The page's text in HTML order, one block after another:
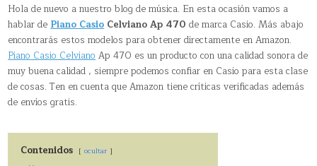
Hola de nuevo a nuestro blog de música. En esta ocasión vamos a
hablar dePiano CasioCelviano Ap 470 de marca Casio. Más abajo
encontrarás estos modelos para obtener directamente en Amazon.
Piano Casio CelvianoAp 470 es un producto con una calidad sonora de
muy buena calidad , siempre podemos confiar en Casio para esta clase
de cosas. Ten en cuenta que Amazon tiene críticas verificadas además
de envíos gratis.
Contenidos ocultar